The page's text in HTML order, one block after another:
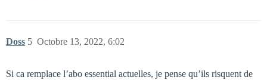
Doss Octobre 13, 2022, 6:02
5
Si ca remplace l’abo essential actuelles, je pense qu’ils risquent de